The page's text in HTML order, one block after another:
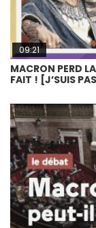
09:21
MACRON PERD
FAIT ! [J’SUIS